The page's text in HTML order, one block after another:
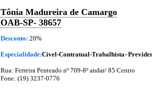
Tônia Madureira de Camargo
OAB-SP- 38657
Desconto: 20%
Especialidade:Cível-Contratual-Trabalhista-
Rua: Ferreira Penteado nº 709-8º andar/ 85 Centro
Fone: (19) 3237-0776